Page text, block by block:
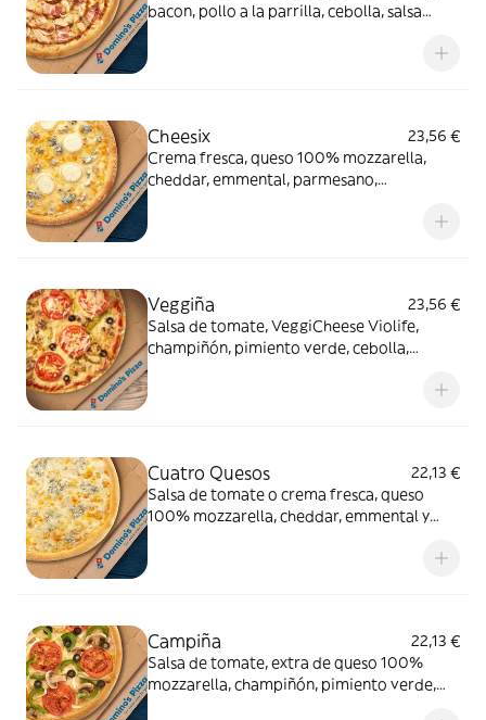
bacon, pollo a la parrilla, cebolla, salsa
Cheesix
23,56 €
Crema fresca, queso 100% mozzarella,
cheddar, emmental, parmesano,
Veggiña
23,56 €
Salsa de tomate, VeggiCheese Violife,
champiñón, pimiento verde, cebolla,
Cuatro Quesos
22,13 €
Salsa de tomate o crema fresca, queso
100% mozzarella, cheddar, emmental y
Campiña
22,13 €
Salsa de tomate, extra de queso 100%
mozzarella, champiñón, pimiento verde,